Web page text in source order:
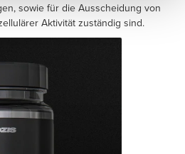
sowie für die Ausscheidung von
Aktivität zuständig sind.